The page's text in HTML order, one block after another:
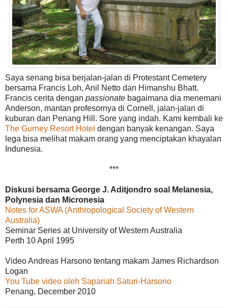
Saya senang bisa berjalan-jalan di Protestant Cemetery
bersama Francis Loh, Anil Netto dan Himanshu Bhatt.
Francis cerita dengan passionate bagaimana dia menemani
Anderson, mantan profesornya di Cornell, jalan-jalan di
kuburan dan Penang Hill. Sore yang indah. Kami kembali ke
The Gurney Resort Hotel dengan banyak kenangan. Saya
lega bisa melihat makam orang yang menciptakan khayalan
Indunesia.
***
Diskusi bersama George J. Aditjondro soal Melanesia,
Polynesia dan Micronesia
Notes for ASWA (Anthropological Society of Western
Australia)
Seminar Series at University of Western Australia
Perth 10 April 1995
Video Andreas Harsono tentang makam James Richardson
Logan
You Tube video oleh Sapariah Saturi-Harsono
Penang, December 2010